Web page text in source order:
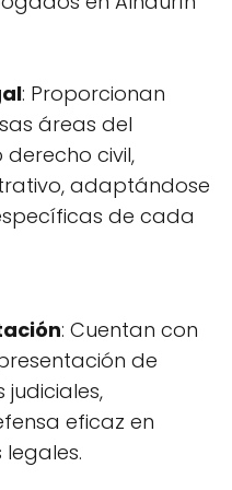
: Proporcionan
áreas del
civil,
adaptándose
de cada
: Cuentan con
de
judiciales,
eficaz en